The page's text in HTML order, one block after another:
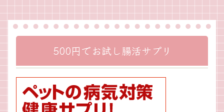
500円でお試し腸活サプリ